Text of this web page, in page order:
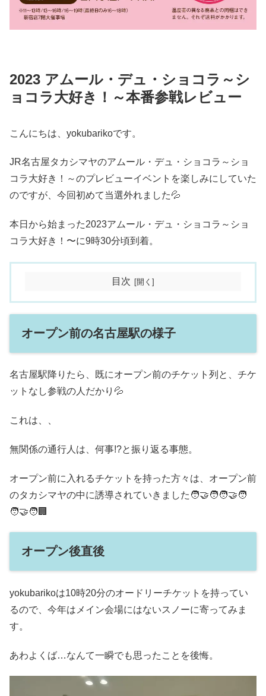
2023 アムール・デュ・ショコラ～シ
ョコラ大好き！～本番参戦レビュー
こんにちは、yokubarikoです。
JR名古屋タカシマヤのアムール・デュ・ショコラ～ショ
コラ大好き！～のプレビューイベントを楽しみにしていた
のですが、今回初めて当選外れました💦
本日から始まった2023アムール・デュ・ショコラ～ショ
コラ大好き！〜に9時30分頃到着。
目次
オープン前の名古屋駅の様子
名古屋駅降りたら、既にオープン前のチケット列と、チケ
ットなし参戦の人だかり💦
これは、、
無関係の通行人は、何事!?と振り返る事態。
オープン前に入れるチケットを持った方々は、オープン前
のタカシマヤの中に誘導されていきました🧑‍🤝‍🧑🧑‍🤝‍🧑
🧑‍🤝‍🧑🏢
オープン後直後
yokubarikoは10時20分のオードリーチケットを持ってい
るので、今年はメイン会場にはないスノーに寄ってみま
す。
あわよくば…なんて一瞬でも思ったことを後悔。